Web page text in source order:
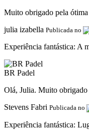
Muito obrigado pela
julia izabella Publicada no
Experiência fantástica: A
BR Padel
Olá, Julia. Muito
Stevens Fabri Publicada no
Experiência fantástica: